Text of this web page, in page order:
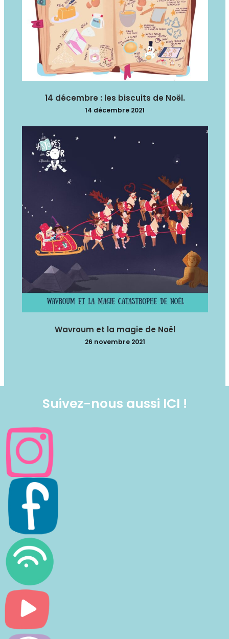
14 décembre : les biscuits de Noël.
14 décembre 2021
Wavroum et la magie de Noël
26 novembre 2021
Suivez-nous aussi ICI !